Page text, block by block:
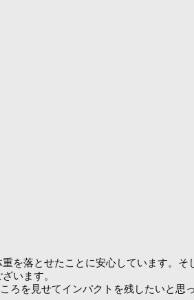
を落とせたことに安心しています。
います。
を見せてインパクトを残したいと